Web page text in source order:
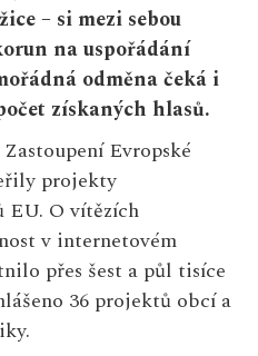
– si mezi sebou
na uspořádání
odměna čeká i
získaných hlasů.
Evropské
projekty
EU. O vítězích
v internetovém
přes šest a půl tisíce
36 projektů obcí a